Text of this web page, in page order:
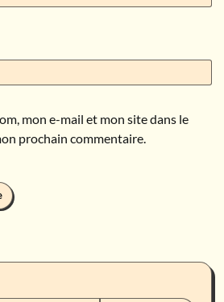
mon e-mail et mon site dans le
prochain commentaire.